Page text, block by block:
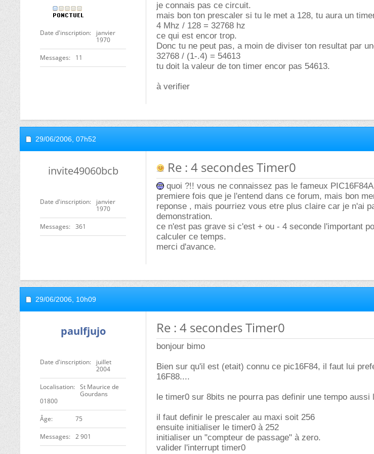
Date d'inscription
janvier
1970
Messages 11
je connais pas ce circuit.
mais bon ton prescaler si tu le met a 128, tu aura un
4 Mhz / 128 = 32768 hz
ce qui est encor trop.
Donc tu ne peut pas, a moin de diviser ton resultat par
32768 / (1-.4) = 54613
tu doit la valeur de ton timer encor pas 54613.
à verifier
29/06/2006, 07h52
invite49060bcb
Date d'inscription
janvier
1970
Messages 361
Re : 4 secondes Timer0
quoi ?!! vous ne connaissez pas le fameux
premiere fois que je l'entend dans ce forum, mais bon
reponse , mais pourriez vous etre plus claire car je n'ai
demonstration.
ce n'est pas grave si c'est + ou - 4 seconde l'important
calculer ce temps.
merci d'avance.
29/06/2006, 10h09
paulfjujo
Date d'inscription
juillet
2004
Localisation
St Maurice de
Gourdans
01800
ge 75
Messages 2 901
Re : 4 secondes Timer0
bonjour bimo
Bien sur qu'il est (etait) connu ce pic16F84, il faut lui
16F88....
le timer0 sur 8bits ne pourra pas definir une tempo aussi
il faut definir le prescaler au maxi soit 256
ensuite initialiser le timer0 à 252
initialiser un "compteur de passage" à zero.
valider l'interrupt timer0